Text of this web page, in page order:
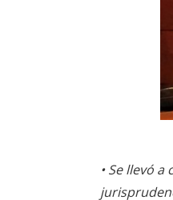
•Se llevó a